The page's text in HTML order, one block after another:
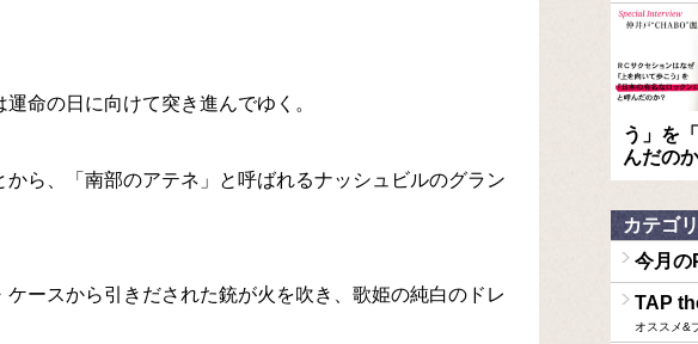
命の日に向けて突き進んでゆく。
から、「南部のアテネ」と呼ばれるナッシュビルのグラン
ースから引きだされた銃が火を吹き、歌姫の純白のドレ
う」を
んだの
カテゴ
今月の
TAP
オススメ&